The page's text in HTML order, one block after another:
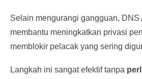
Selain mengurangi gangguan, DNS
membantu meningkatkan privasi
memblokir pelacak yang sering
Langkah ini sangat efektif tanpa